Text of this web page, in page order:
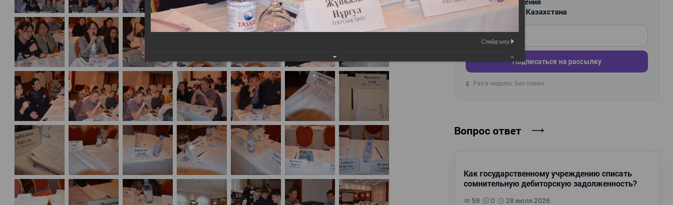
для бухгалтеров Казахстана
Подписаться на рассылку
🔒 Раз в неделю. Без спама.
Вопрос ответ
Как государственному учреждению списать
сомнительную дебиторскую задолженность?
59 0 28 июля 2026
Слайд-шоу: